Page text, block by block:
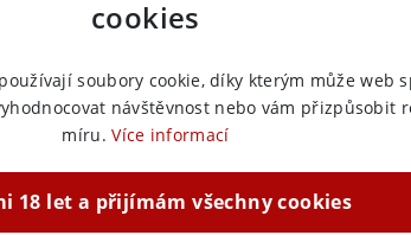
cookies
soubory cookie, díky kterým může web
návštěvnost nebo vám přizpůsobit
míru. Více informací
18 let a přijímám všechny cookies